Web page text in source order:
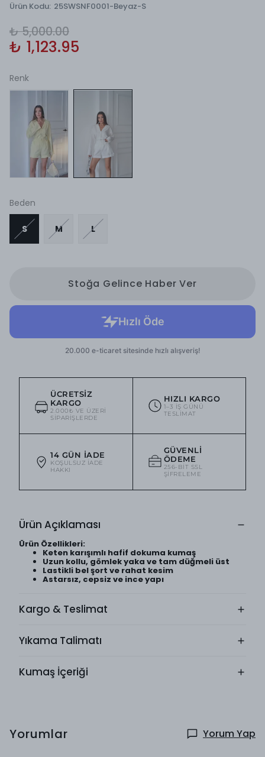
Ürün Kodu: 25SWSNF0001-Beyaz-S
₺ 5,000.00
₺ 1,123.95
Renk
Beden
S M L
Stoğa Gelince Haber Ver
ÜCRETSIZ
KARGO
2.000₺ VE ÜZERI
SIPARIŞLERDE
HIZLI KARGO
1–3 IŞ GÜNÜ
TESLIMAT
14 GÜN İADE
KOŞULSUZ IADE
HAKKI
GÜVENLI
ÖDEME
256-BIT SSL
ŞIFRELEME
Ürün Açıklaması
Ürün Özellikleri:
Keten karışımlı hafif dokuma kumaş
Uzun kollu, gömlek yaka ve tam düğmeli üst
Lastikli bel şort ve rahat kesim
Astarsız, cepsiz ve ince yapı
Kargo & Teslimat
Yıkama Talimatı
Kumaş İçeriği
Yorumlar Yorum Yap